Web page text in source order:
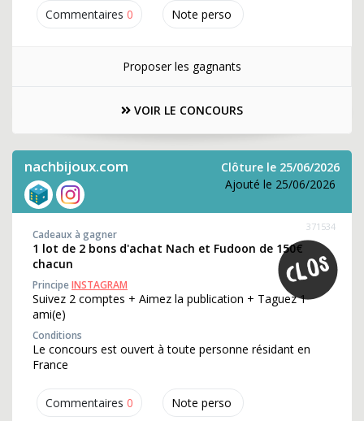
Commentaires 0 Note perso
Proposer les gagnants
VOIR LE CONCOURS
nachbijoux.com
Clôture le 25/06/2026
Ajouté le 25/06/2026
Commentaires 0 Note perso
371534
Cadeaux à gagner
1 lot de 2 bons d'achat Nach et Fudoon de 150€
chacun
PrincipeINSTAGRAM
Suivez 2 comptes + Aimez la publication + Taguez 1
ami(e)
Conditions
Le concours est ouvert à toute personne résidant en
France